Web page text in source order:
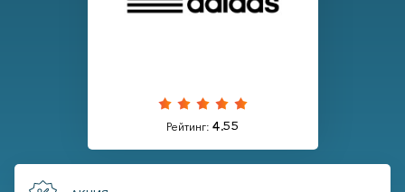
Рейтинг: 4.55